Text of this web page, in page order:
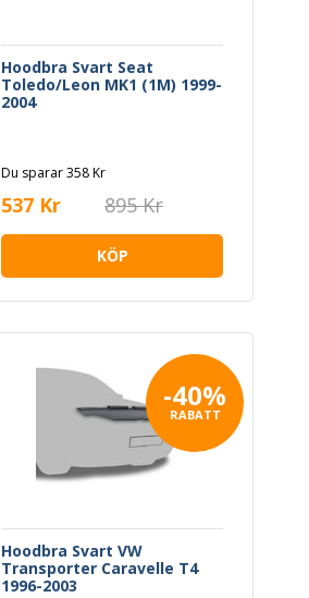
Hoodbra Svart Seat
Toledo/Leon MK1 (1M) 1999-
2004
Du sparar 358 Kr
537 Kr 895 Kr
KÖP
-40%
RABATT
Hoodbra Svart VW
Transporter Caravelle T4
1996-2003